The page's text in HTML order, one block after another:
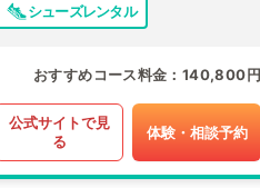
シューズレンタル
おすすめコース料金 140,800円
公式サイトで見
る
体験・相談予約